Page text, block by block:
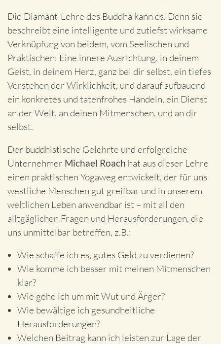
Die Diamant-Lehre des Buddha kann es. Denn sie
beschreibt eine intelligente und zutiefst wirksame
Verknüpfung von beidem, vom Seelischen und
Praktischen: Eine innere Ausrichtung, in deinem
Geist, in deinem Herz, ganz bei dir selbst, ein tiefes
Verstehen der Wirklichkeit, und darauf aufbauend
ein konkretes und tatenfrohes Handeln, ein Dienst
an der Welt, an deinen Mitmenschen, und an dir
selbst.
Der buddhistische Gelehrte und erfolgreiche
Unternehmer Michael Roach hat aus dieser Lehre
einen praktischen Yogaweg entwickelt, der für uns
westliche Menschen gut greifbar und in unserem
weltlichen Leben anwendbar ist – mit all den
alltgäglichen Fragen und Herausforderungen, die
uns unmittelbar betreffen, z.B.:
Wie schaffe ich es, gutes Geld zu verdienen?
Wie komme ich besser mit meinen Mitmenschen
klar?
Wie gehe ich um mit Wut und Ärger?
Wie bewältige ich gesundheitliche
Herausforderungen?
Welchen Beitrag kann ich leisten zur Lage der